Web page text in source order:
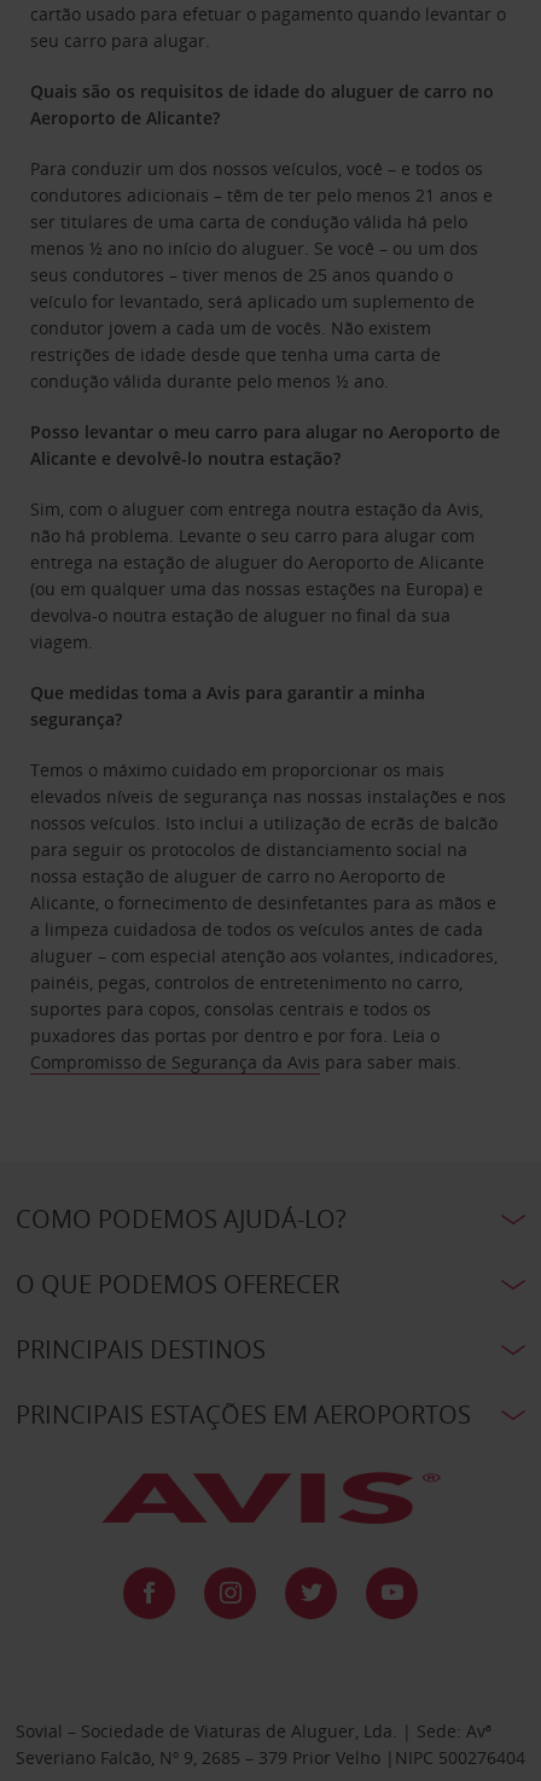
cartão usado para efetuar o pagamento quando levantar o
seu carro para alugar.
Quais são os requisitos de idade do aluguer de carro no
Aeroporto de Alicante?
Para conduzir um dos nossos veículos, você – e todos os
condutores adicionais – têm de ter pelo menos 21 anos e
ser titulares de uma carta de condução válida há pelo
menos ½ ano no início do aluguer. Se você – ou um dos
seus condutores – tiver menos de 25 anos quando o
veículo for levantado, será aplicado um suplemento de
condutor jovem a cada um de vocês. Não existem
restrições de idade desde que tenha uma carta de
condução válida durante pelo menos ½ ano.
Posso levantar o meu carro para alugar no Aeroporto de
Alicante e devolvê-lo noutra estação?
Sim, com o aluguer com entrega noutra estação da Avis,
não há problema. Levante o seu carro para alugar com
entrega na estação de aluguer do Aeroporto de Alicante
(ou em qualquer uma das nossas estações na Europa) e
devolva-o noutra estação de aluguer no final da sua
viagem.
Que medidas toma a Avis para garantir a minha
segurança?
Temos o máximo cuidado em proporcionar os mais
elevados níveis de segurança nas nossas instalações e nos
nossos veículos. Isto inclui a utilização de ecrãs de balcão
para seguir os protocolos de distanciamento social na
nossa estação de aluguer de carro no Aeroporto de
Alicante, o fornecimento de desinfetantes para as mãos e
a limpeza cuidadosa de todos os veículos antes de cada
aluguer – com especial atenção aos volantes, indicadores,
painéis, pegas, controlos de entretenimento no carro,
suportes para copos, consolas centrais e todos os
puxadores das portas por dentro e por fora. Leia o
Compromisso de Segurança da Avis para saber mais.
COMO PODEMOS AJUDÁ-LO?
O QUE PODEMOS OFERECER
PRINCIPAIS DESTINOS
PRINCIPAIS ESTAÇÕES EM AEROPORTOS
Sovial – Sociedade de Viaturas de Aluguer, Lda. | Sede: Avª
Severiano Falcão, Nº 9, 2685 – 379 Prior Velho |NIPC 500276404